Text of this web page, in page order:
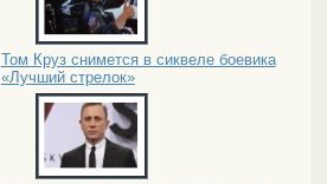
Том Круз снимется в сиквеле боевика
«Лучший стрелок»